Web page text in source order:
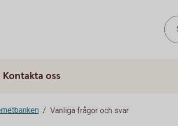
Kontakta oss
Vanliga frågor och svar